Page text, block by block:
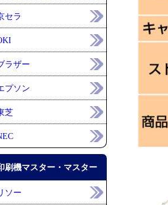
セラ
ラザー
プソン
芝
刷機マスター・マスター
ソー